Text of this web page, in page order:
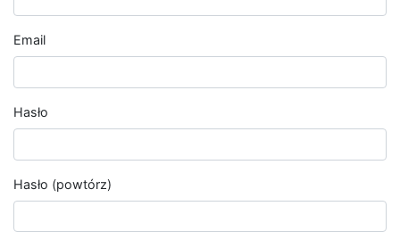
Email
Hasło
Hasło (powtórz)